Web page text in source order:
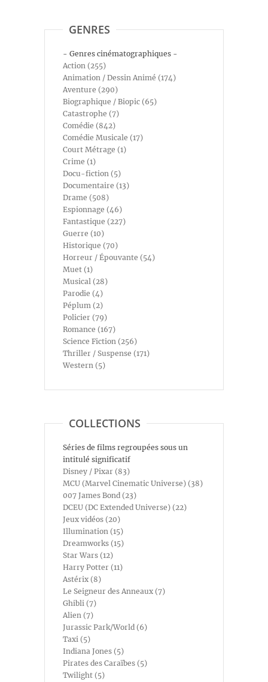
GENRES
- Genres cinématographiques -
Action (255)
Animation / Dessin Animé (174)
Aventure (290)
Biographique / Biopic (65)
Catastrophe (7)
Comédie (842)
Comédie Musicale (17)
Court Métrage (1)
Crime (1)
Docu-fiction (5)
Documentaire (13)
Drame (508)
Espionnage (46)
Fantastique (227)
Guerre (10)
Historique (70)
Horreur / Épouvante (54)
Muet (1)
Musical (28)
Parodie (4)
Péplum (2)
Policier (79)
Romance (167)
Science Fiction (256)
Thriller / Suspense (171)
Western (5)
COLLECTIONS
Séries de films regroupées sous un
intitulé significatif
Disney / Pixar (83)
MCU (Marvel Cinematic Universe) (38)
007 James Bond (23)
DCEU (DC Extended Universe) (22)
Jeux vidéos (20)
Illumination (15)
Dreamworks (15)
Star Wars (12)
Harry Potter (11)
Astérix (8)
Le Seigneur des Anneaux (7)
Ghibli (7)
Alien (7)
Jurassic Park/World (6)
Taxi (5)
Indiana Jones (5)
Pirates des Caraïbes (5)
Twilight (5)